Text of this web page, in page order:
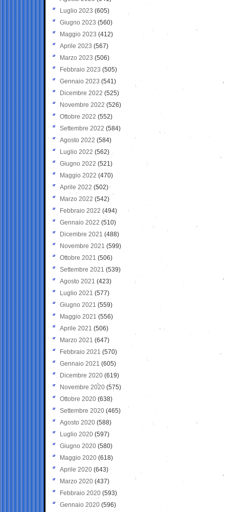
Luglio 2023 (605)
Giugno 2023 (560)
Maggio 2023 (412)
Aprile 2023 (567)
Marzo 2023 (506)
Febbraio 2023 (505)
Gennaio 2023 (541)
Dicembre 2022 (525)
Novembre 2022 (526)
Ottobre 2022 (552)
Settembre 2022 (584)
Agosto 2022 (584)
Luglio 2022 (562)
Giugno 2022 (521)
Maggio 2022 (470)
Aprile 2022 (502)
Marzo 2022 (542)
Febbraio 2022 (494)
Gennaio 2022 (510)
Dicembre 2021 (488)
Novembre 2021 (599)
Ottobre 2021 (506)
Settembre 2021 (539)
Agosto 2021 (423)
Luglio 2021 (577)
Giugno 2021(559)
Maggio 2021 (556)
Aprile 2021 (506)
Marzo 2021 (647)
Febbraio 2021 (570)
Gennaio 2021 (605)
Dicembre 2020 (619)
Novembre 2020 (575)
Ottobre 2020 (638)
Settembre 2020(465)
Agosto 2020 (588)
Luglio 2020 (597)
Giugno 2020 (580)
Maggio 2020 (618)
Aprile 2020 (643)
Marzo 2020 (437)
Febbraio 2020 (593)
Gennaio 2020 (596)